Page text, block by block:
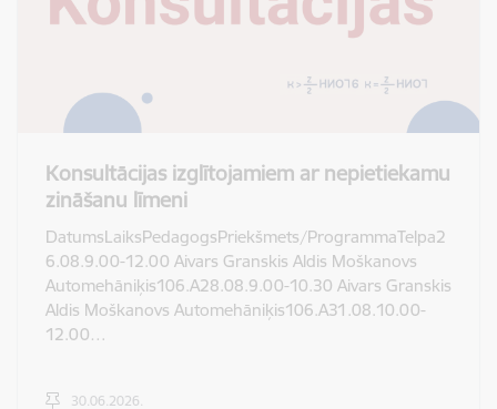
Konsultācijas izglītojamiem ar nepietiekamu
zināšanu līmeni
DatumsLaiksPedagogsPriekšmets/ProgrammaTelpa2
6.08.9.00-12.00 Aivars Granskis Aldis Moškanovs
Automehāniķis106.A28.08.9.00-10.30 Aivars Granskis
Aldis Moškanovs Automehāniķis106.A31.08.10.00-
12.00…
30.06.2026.